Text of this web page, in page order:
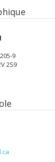
9
2S9